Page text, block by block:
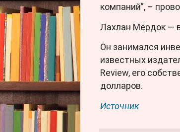
компаний”, –
Лахлан Мёрдок —
Он занимался
известных
Review, его
долларов.
Источник